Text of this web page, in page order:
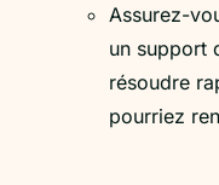
Assurez-
un support
résoudre
pourriez